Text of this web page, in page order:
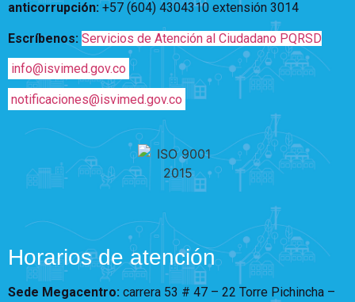
anticorrupción:+57 (604) 4304310 extensión 3014
Escríbenos: Servicios de Atención al Ciudadano PQRSD
info@isvimed.gov.co
notificaciones@isvimed.gov.co
Horarios de atención
Sede Megacentro: carrera 53 # 47 – 22 Torre Pichincha –